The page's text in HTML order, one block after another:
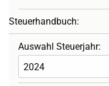
Steuerhandbuch:
Auswahl Steuerjahr: